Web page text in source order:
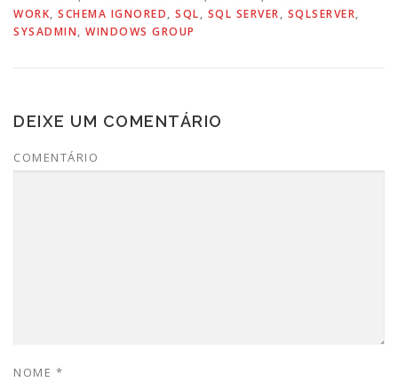
WORK, SCHEMA IGNORED, SQL, SQL SERVER, SQLSERVER,
SYSADMIN, WINDOWS GROUP
DEIXE UM COMENTÁRIO
COMENTÁRIO
NOME *